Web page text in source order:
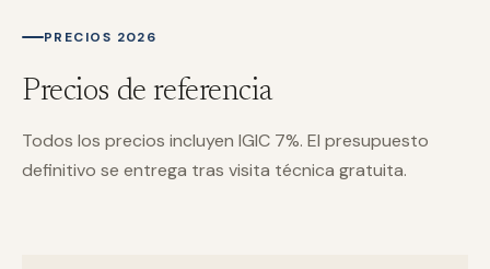
PRECIOS 2026
Precios de referencia
Todos los precios incluyen IGIC 7%. El presupuesto
definitivo se entrega tras visita técnica gratuita.